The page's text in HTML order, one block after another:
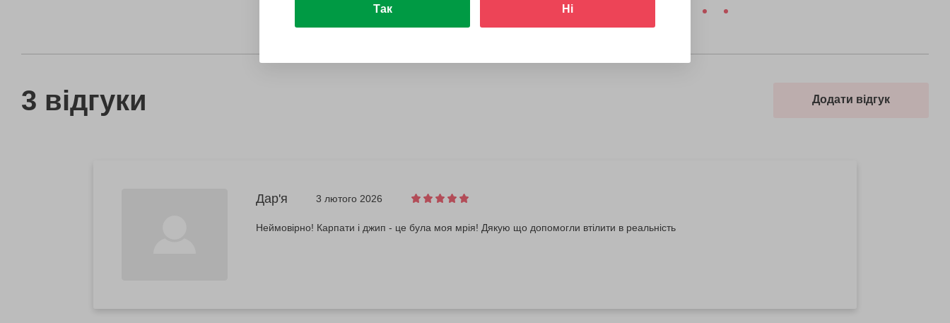
3 відгуки Додати відгук
Дар'я 3 лютого 2026
Неймовірно! Карпати і джип - це була моя мрія! Дякую що допомогли втілити в реальність
Так Ні